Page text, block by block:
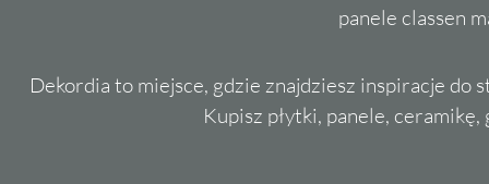
panele classen
Dekordia to miejsce, gdzie znajdziesz inspiracje do
Kupisz płytki, panele,